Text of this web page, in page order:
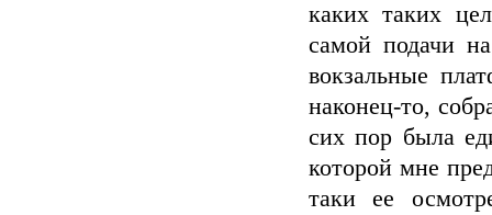
каких таких
самой подачи
вокзальные
наконец-то,
сих пор была
которой мне
таки ее